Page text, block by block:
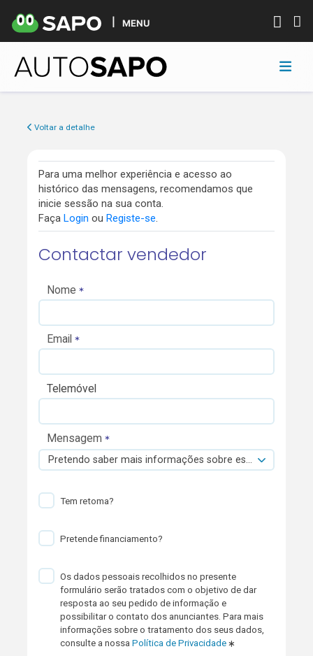
MENU
Voltar a detalhe
Para uma melhor experiência e acesso ao
histórico das mensagens, recomendamos que
inicie sessão na sua conta.
Faça Login ou Registe-se.
Contactar vendedor
Nome
Email
Telemóvel
Mensagem
Pretendo saber mais informações sobre esta viatura.
Tem retoma?
Pretende financiamento?
Os dados pessoais recolhidos no presente
formulário serão tratados com o objetivo de dar
resposta ao seu pedido de informação e
possibilitar o contato dos anunciantes. Para mais
informações sobre o tratamento dos seus dados,
consulte a nossaPolítica de Privacidade